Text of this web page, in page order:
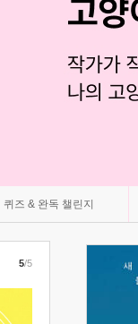
퀴즈 & 완독 챌린지
5/5